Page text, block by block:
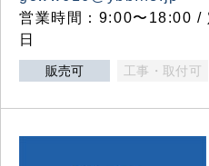
営業時間：9:00〜18:00 /
日
販売可 工事・取付可